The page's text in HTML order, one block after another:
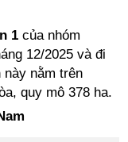
1 của nhóm
12/2025 và đi
này nằm trên
quy mô 378 ha.